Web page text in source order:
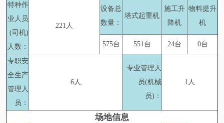
特种作
业人员
(司机)
人数：
221人
设备总
数量：
塔式起重机
施工升
降机
物料提升
机
575台 551台 24台 0台
专职安
全生产
管理人
员：
6人
专业管理人
员(机械
员)：
1人
场地信息